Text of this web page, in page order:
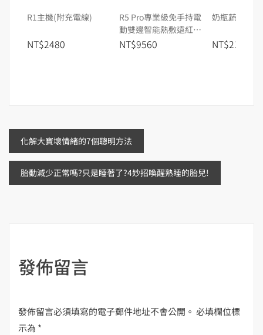
R1主機(附充電線)
NT$2480
R5 Pro專業級免手持電
動雙邊智能熱敷遠紅外
線吸乳器
NT$9560
奶瓶蔬果洗
NT$215
文
章
化解大寶壞情緒的7個聰明方法
胎動減少正常嗎?只是睡著了?4妙招喚醒熟睡的胎兒!
發佈留言
發佈留言必須填寫的電子郵件地址不會公開。 必填欄位標
示為 *